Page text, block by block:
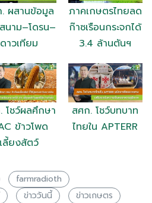
ผสานข้อมูล
นาม–โดรน–
ดาวเทียม
ภาคเกษตรไทยลด
ก๊าซเรือนกระจกได้
3.4 ล้านตันฯ
โชว์ผลศึกษา
ข้าวโพด
เลี้ยงสัตว์
สศก. โชว์บทบาท
ไทยใน APTERR
farmradioth
ข่าววันนี้
ข่าวเกษตร